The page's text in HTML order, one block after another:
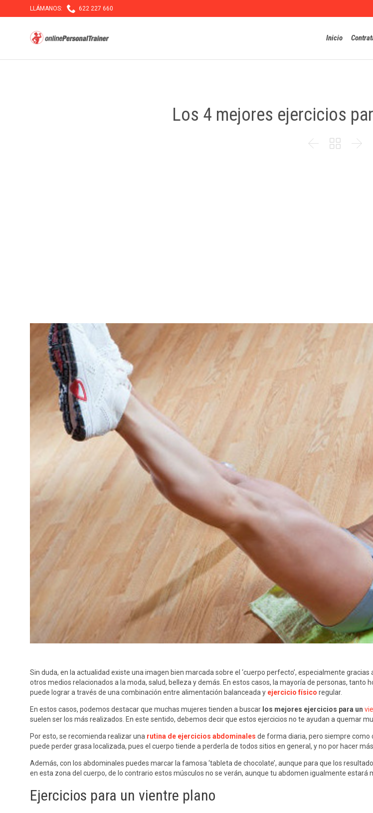
LLÁMANOS:  622 227 660
Inicio
Los 4 mejores ejercicios
  
Sin duda, en la actualidad existe una imagen bien marcada sobre el ‘cuerpo perfecto’, especialmente
otros medios relacionados a la moda, salud, belleza y demás. En estos casos, la mayoría de personas,
puede lograr a través de una combinación entre alimentación balanceada y ejercicio físico regular.
En estos casos, podemos destacar que muchas mujeres tienden a buscar los mejores ejercicios para un
suelen ser los más realizados. En este sentido, debemos decir que estos ejercicios no te ayudan a quemar
Por esto, se recomienda realizar una rutina de ejercicios abdominales de forma diaria, pero siempre como
puede perder grasa localizada, pues el cuerpo tiende a perderla de todos sitios en general, y no por hacer
Además, con los abdominales puedes marcar la famosa ‘tableta de chocolate’, aunque para que los
en esta zona del cuerpo, de lo contrario estos músculos no se verán, aunque tu abdomen igualmente estará
Ejercicios para un vientre plano